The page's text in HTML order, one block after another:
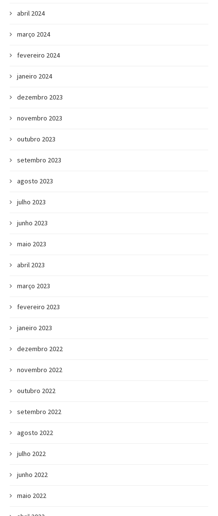
abril 2024
março 2024
fevereiro 2024
janeiro 2024
dezembro 2023
novembro 2023
outubro 2023
setembro 2023
agosto 2023
julho 2023
junho 2023
maio 2023
abril 2023
março 2023
fevereiro 2023
janeiro 2023
dezembro 2022
novembro 2022
outubro 2022
setembro 2022
agosto 2022
julho 2022
junho 2022
maio 2022